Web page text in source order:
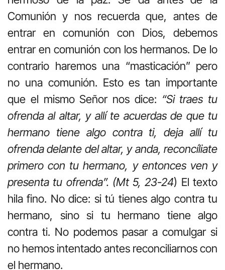
Comunión y nos recuerda que, antes de
entrar en comunión con Dios, debemos
entrar en comunión con los hermanos. De lo
contrario haremos una “masticación” pero
no una comunión. Esto es tan importante
que el mismo Señor nos dice: “Si traes tu
ofrenda al altar, y allí te acuerdas de que tu
hermano tiene algo contra ti, deja allí tu
ofrenda delante del altar, y anda, reconcíliate
primero con tu hermano, y entonces ven y
presenta tu ofrenda”. (Mt 5, 23-24) El texto
hila fino. No dice: si tú tienes algo contra tu
hermano, sino si tu hermano tiene algo
contra ti. No podemos pasar a comulgar si
no hemos intentado antes reconciliarnos con
el hermano.